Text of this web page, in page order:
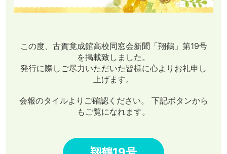
この度、古賀竟成館高校同窓会新聞「翔鶴」第19号
を掲載致しました。
発行に際しご尽力いただいた皆様に心よりお礼申し
上げます。
会報のタイルよりご確認ください。 下記ボタンから
もご覧になれます。